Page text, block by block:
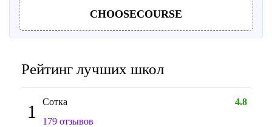
CHOOSECOURSE
Рейтинг лучших школ
1 Сотка
4.8
179 отзывов